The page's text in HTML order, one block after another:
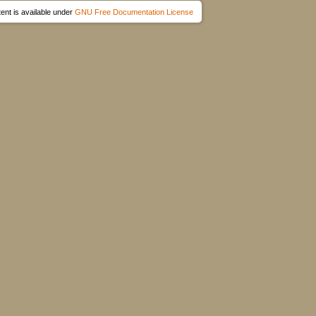
is available under GNU Free Documentation License